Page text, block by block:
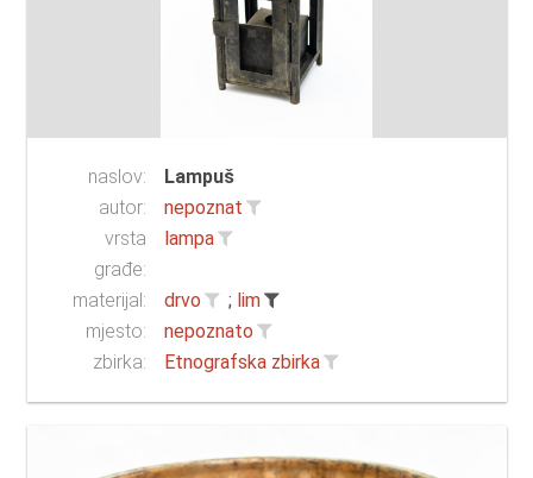
naslov:
Lampuš
autor:
nepoznat
vrsta
građe:
lampa
materijal: drvo ; lim
mjesto:
nepoznato
zbirka:
Etnografska zbirka